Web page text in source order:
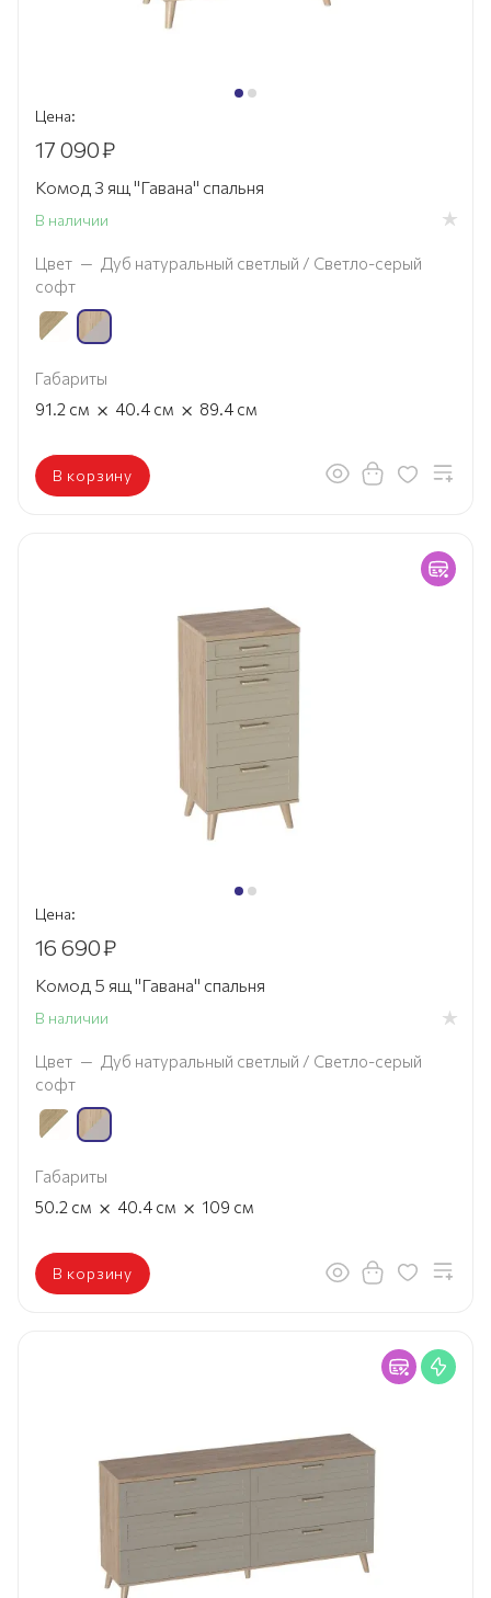
Цена:
17 090₽
Комод 3 ящ "Гавана" спальня
В наличии
Цвет — Дуб натуральный светлый / Светло-серый
софт
Габариты
91.2 см × 40.4 см × 89.4 см
В корзину
Цена:
16 690₽
Комод 5 ящ "Гавана" спальня
В наличии
Цвет — Дуб натуральный светлый / Светло-серый
софт
Габариты
50.2 см × 40.4 см × 109 см
В корзину